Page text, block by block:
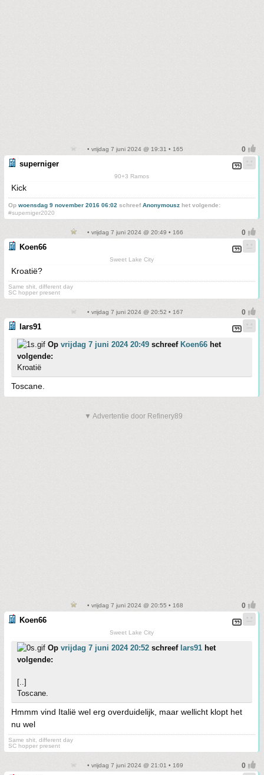
• vrijdag 7 juni 2024 @ 19:31 • 165
superniger
90+3 Ramos
Kick
Op woensdag 9 november 2016 06:02 schreefAnonymousz het volgende:
#superniger2020
• vrijdag 7 juni 2024 @ 20:49 • 166
Koen66
Sweet Lake City
Kroatië?
Same shit, different day
SC hopper present
• vrijdag 7 juni 2024 @ 20:52 • 167
lars91
Op vrijdag 7 juni 2024 20:49 schreef Koen66 het
volgende:
Kroatië
Toscane.
▼ Advertentie door Refinery89
• vrijdag 7 juni 2024 @ 20:55 • 168
Koen66
Sweet Lake City
Op vrijdag 7 juni 2024 20:52 schreef lars91 het
volgende:
[..]
Toscane.
Hmmm vind Italië wel erg overduidelijk, maar wellicht klopt het
nu wel
Same shit, different day
SC hopper present
• vrijdag 7 juni 2024 @ 21:01 • 169